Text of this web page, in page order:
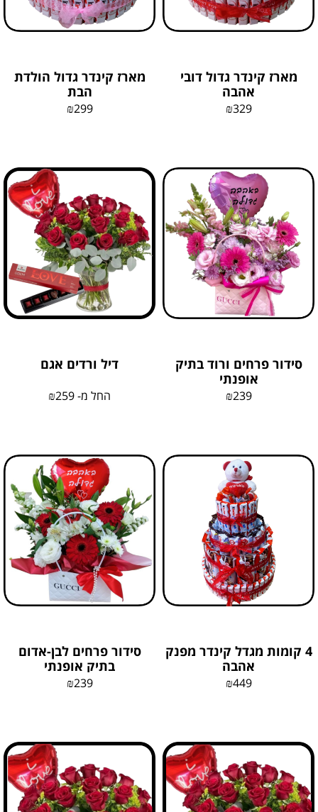
מארז קינדר גדול דובי
אהבה
₪329
מארז קינדר גדול הולדת
הבת
₪299
סידור פרחים ורוד בתיק
אופנתי
₪239
דיל ורדים אגם
החל מ- ₪259
4 קומות מגדל קינדר מפנק
אהבה
₪449
סידור פרחים לבן-אדום
בתיק אופנתי
₪239